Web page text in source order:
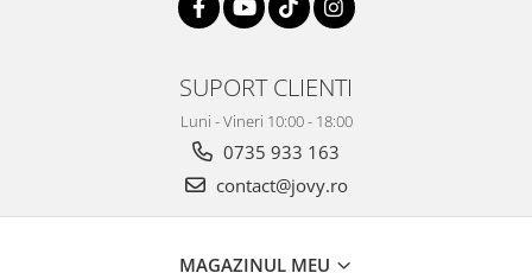
SUPORT CLIENTI
Luni - Vineri 10:00 - 18:00
0735 933 163
contact@jovy.ro
MAGAZINUL MEU